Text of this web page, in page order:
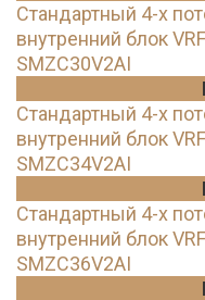
Стандартный 4-х
внутренний блок
SMZC30V2AI
Стандартный 4-х
внутренний блок
SMZC34V2AI
Стандартный 4-х
внутренний блок
SMZC36V2AI